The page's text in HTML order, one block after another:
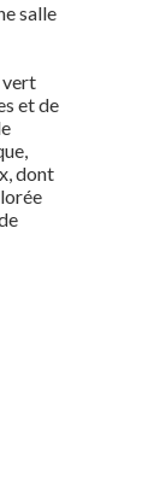
salle
vert
et de
dont